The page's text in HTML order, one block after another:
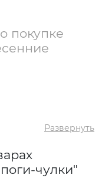
покупке
Развернуть
чулки"